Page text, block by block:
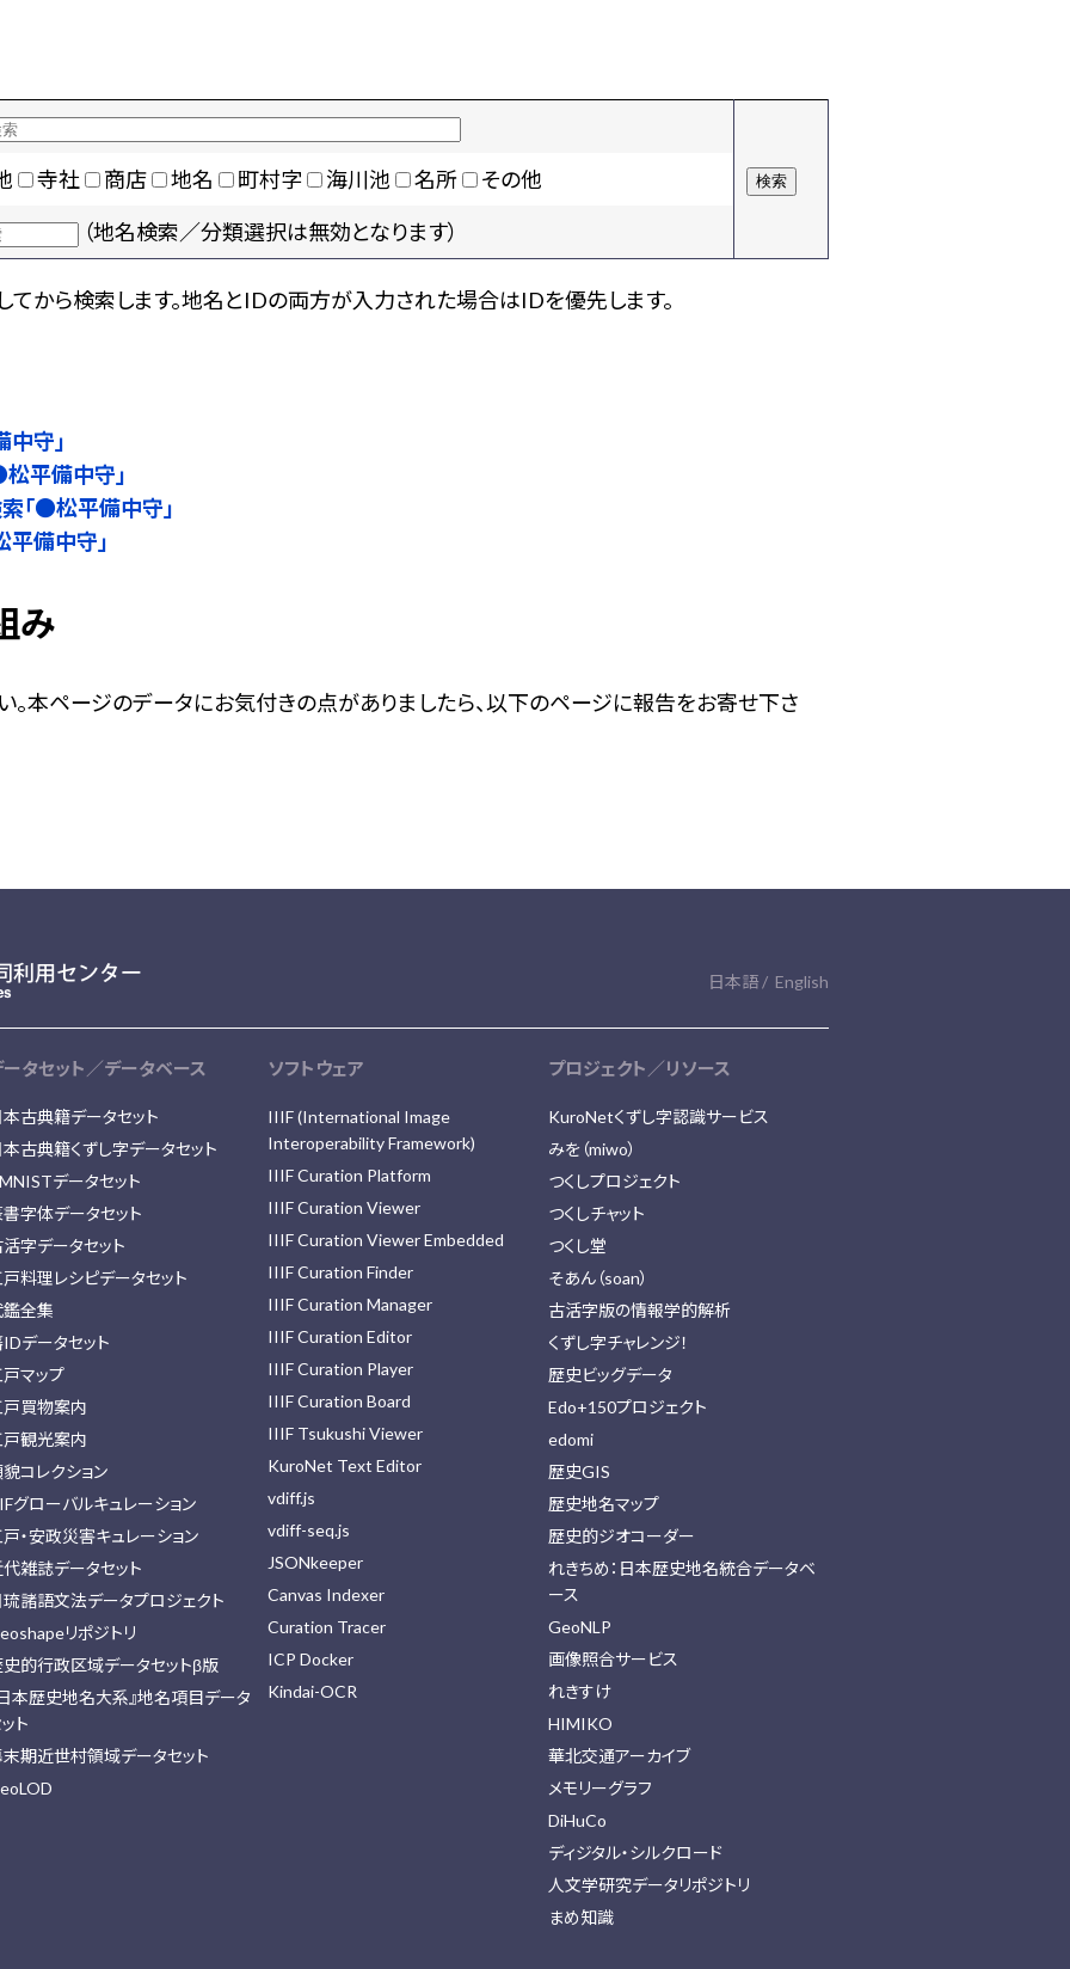
寺社 商店 地名 町村字 海川池 名所
その他
（地名検索／分類選択は無効となります）
から検索します。地名とIDの両方が入力された場合はIDを優先します。
守」
平備中守」
「●松平備中守」
備中守」
み
本ページのデータにお気付きの点がありましたら、以下のページに報告をお寄せ下さ
日本語 English
ータセット／データベース
古典籍データセット
古典籍くずし字データセット
データセット
字体データセット
字データセット
料理レシピデータセット
鑑全集
データセット
マップ
戸買物案内
戸観光案内
コレクション
グローバルキュレーション
・安政災害キュレーション
雑誌データセット
諸語文法データプロジェクト
リポジトリ
的行政区域データセットβ版
本歴史地名大系』地名項目データ
ト
期近世村領域データセット
ソフトウェア
IIIF (International Image
Interoperability Framework)
IIIF Curation Platform
IIIF Curation Viewer
IIIF Curation Viewer Embedded
IIIF Curation Finder
IIIF Curation Manager
IIIF Curation Editor
IIIF Curation Player
IIIF Curation Board
IIIF Tsukushi Viewer
KuroNet Text Editor
vdiff.js
vdiff-seq.js
JSONkeeper
Canvas Indexer
Curation Tracer
ICP Docker
Kindai-OCR
プロジェクト／リソース
KuroNetくずし字認識サービス
みを（miwo）
つくしプロジェクト
つくしチャット
つくし堂
そあん（soan）
古活字版の情報学的解析
くずし字チャレンジ！
歴史ビッグデータ
Edo+150プロジェクト
edomi
歴史GIS
歴史地名マップ
歴史的ジオコーダー
れきちめ：日本歴史地名統合データベ
ース
GeoNLP
画像照合サービス
れきすけ
HIMIKO
華北交通アーカイブ
メモリーグラフ
DiHuCo
ディジタル・シルクロード
人文学研究データリポジトリ
まめ知識